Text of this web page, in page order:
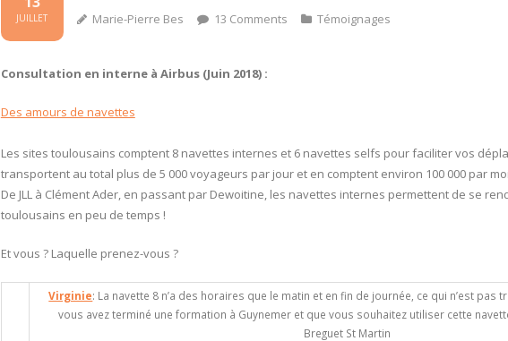
JUILLET Marie-Pierre Bes 13 Comments Témoignages
Consultation en interne à Airbus (Juin 2018) :
Des amours de navettes
Les sites toulousains comptent 8 navettes internes et 6 navettes selfs pour faciliter vos
transportent au total plus de 5 000 voyageurs par jour et en comptent environ 100 000 par
De JLL à Clément Ader, en passant par Dewoitine, les navettes internes permettent de se
toulousains en peu de temps !
Et vous ? Laquelle prenez-vous ?
Virginie: La navette 8 n’a des horaires que le matin et en fin de journée, ce qui n’est pas
vous avez terminé une formation à Guynemer et que vous souhaitez utiliser cette
Breguet St Martin